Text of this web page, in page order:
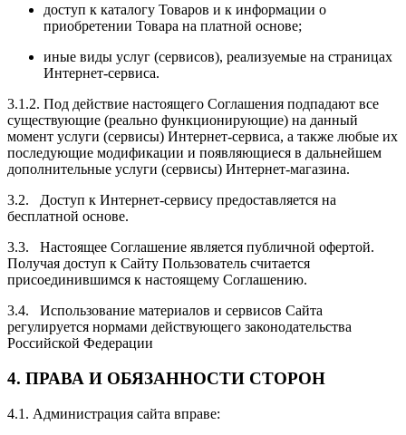
доступ к каталогу Товаров и к информации о
приобретении Товара на платной основе;
иные виды услуг (сервисов), реализуемые на страницах
Интернет-сервиса.
3.1.2. Под действие настоящего Соглашения подпадают все
существующие (реально функционирующие) на данный
момент услуги (сервисы) Интернет-сервиса, а также любые их
последующие модификации и появляющиеся в дальнейшем
дополнительные услуги (сервисы) Интернет-магазина.
3.2. Доступ к Интернет-сервису предоставляется на
бесплатной основе.
3.3. Настоящее Соглашение является публичной офертой.
Получая доступ к Сайту Пользователь считается
присоединившимся к настоящему Соглашению.
3.4. Использование материалов и сервисов Сайта
регулируется нормами действующего законодательства
Российской Федерации
4. ПРАВА И ОБЯЗАННОСТИ СТОРОН
4.1. Администрация сайта вправе: